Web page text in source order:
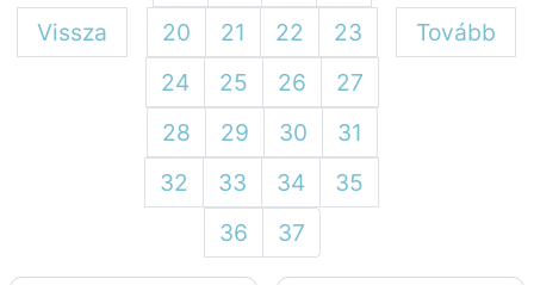
Vissza
20
21 22
23
24
25 26
27
28
29 30
31
32
33 34
35
36
37
Tovább